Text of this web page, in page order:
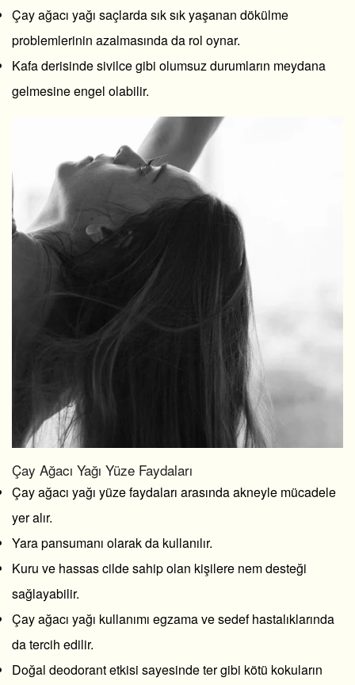
Çay ağacı yağı saçlarda sık sık yaşanan dökülme
problemlerinin azalmasında da rol oynar.
Kafa derisinde sivilce gibi olumsuz durumların meydana
gelmesine engel olabilir.
Çay Ağacı Yağı Yüze Faydaları
Çay ağacı yağı yüze faydaları arasında akneyle mücadele
yer alır.
Yara pansumanı olarak da kullanılır.
Kuru ve hassas cilde sahip olan kişilere nem desteği
sağlayabilir.
Çay ağacı yağı kullanımı egzama ve sedef hastalıklarında
da tercih edilir.
Doğal deodorant etkisi sayesinde ter gibi kötü kokuların